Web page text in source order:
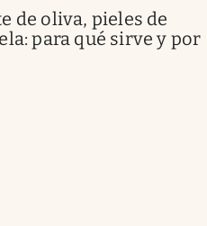
de oliva, pieles de
para qué sirve y por